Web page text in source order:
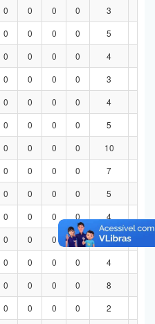
0 0 0 0 3
0 0 0 0 5
0 0 0 0 4
0 0 0 0 3
0 0 0 0 4
0 0 0 0 5
0 0 0 0 10
0 0 0 0 7
0 0 0 0 5
0 0 0 0 4
0 0 0 0 4
0 0 0 0 4
0 0 0 0 8
0 0 0 0 2